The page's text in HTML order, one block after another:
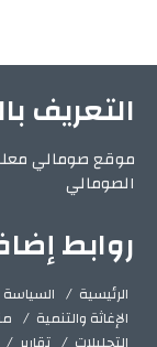
التعريف
موقع صومالي
الصومالي
روابط
الرئيسية السياسة
الإغاثة والتنمية